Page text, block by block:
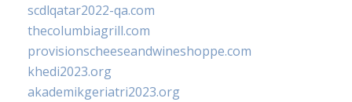
scdlqatar2022-qa.com
thecolumbiagrill.com
provisionscheeseandwineshoppe.com
khedi2023.org
akademikgeriatri2023.org